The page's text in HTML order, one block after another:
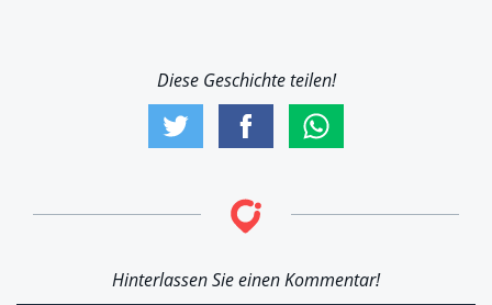
Diese Geschichte teilen!
Hinterlassen Sie einen Kommentar!